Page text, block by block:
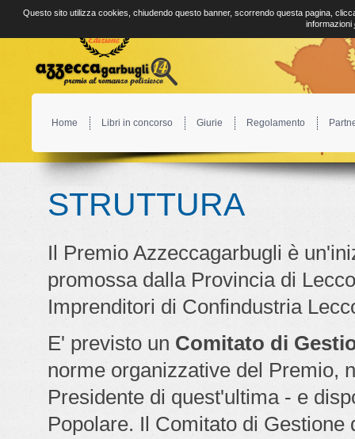
Home Libri in concorso Giurie Regolamento
STRUTTURA
Il Premio Azzeccagarbugli è
promossa dalla Provincia di
Imprenditori di Confindustria
E' previsto un Comitato di
norme organizzative del Premio,
Presidente di quest'ultima - e
Popolare. Il Comitato di
Questo sito utilizza cookies, chiudendo questo banner, scorrendo questa pagina,
informazioni